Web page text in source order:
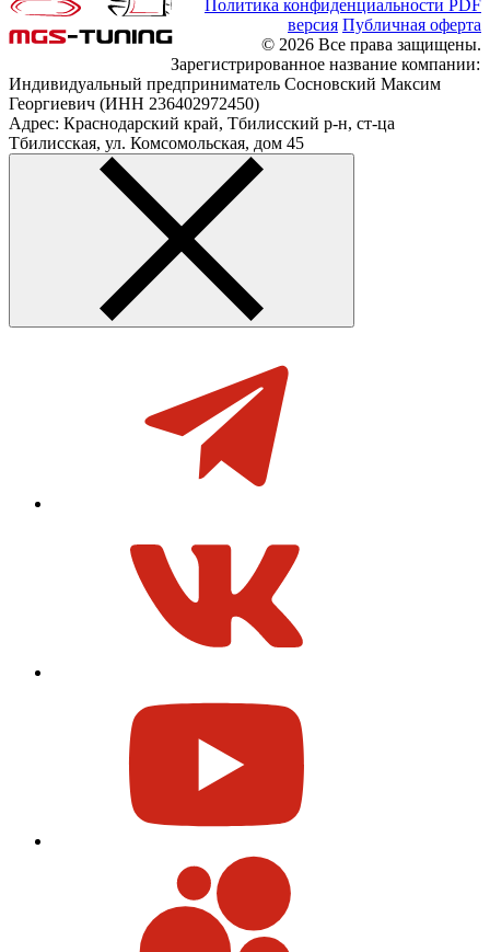
Политика конфиденциальности PDF
версия Публичная оферта
© 2026 Все права защищены.
Зарегистрированное название компании:
Индивидуальный предприниматель Сосновский Максим
Георгиевич (ИНН 236402972450)
Адрес: Краснодарский край, Тбилисский р-н, ст-ца
Тбилисская, ул. Комсомольская, дом 45